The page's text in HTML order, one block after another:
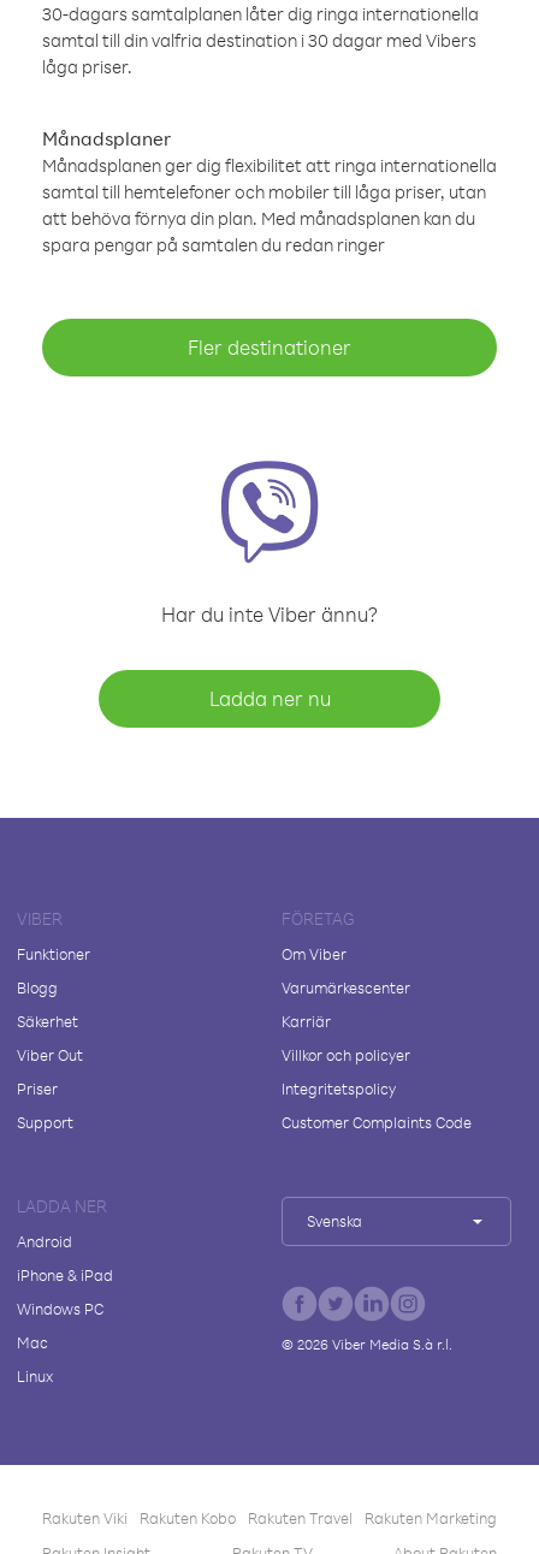
30-dagars samtalplanen låter dig ringa internationella
samtal till din valfria destination i 30 dagar med Vibers
låga priser.
Månadsplaner
Månadsplanen ger dig flexibilitet att ringa internationella
samtal till hemtelefoner och mobiler till låga priser, utan
att behöva förnya din plan. Med månadsplanen kan du
spara pengar på samtalen du redan ringer
Fler destinationer
Har du inte Viber ännu?
Ladda ner nu
VIBER
Funktioner
Blogg
Säkerhet
Viber Out
Priser
Support
FÖRETAG
Om Viber
Varumärkescenter
Karriär
Villkor och policyer
Integritetspolicy
Customer Complaints Code
LADDA NER
Android
iPhone & iPad
Windows PC
Mac
Linux
Svenska
© 2026Viber Media S.à r.l.
Rakuten Viki Rakuten Kobo Rakuten Travel
Rakuten Marketing